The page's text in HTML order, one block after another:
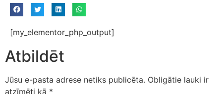
[my_elementor_php_output]
Atbildēt
Jūsu e-pasta adrese netiks publicēta. Obligātie lauki ir
atzīmēti kā *